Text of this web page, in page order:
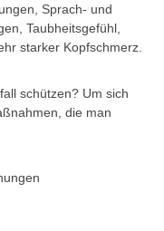
Sprach- und
Taubheitsgefühl,
starker Kopfschmerz.
schützen? Um sich
die man